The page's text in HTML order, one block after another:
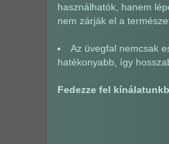
használhatók, hanem
nem zárják el a
Az üvegfal nemcsak
hatékonyabb, így
Fedezze fel